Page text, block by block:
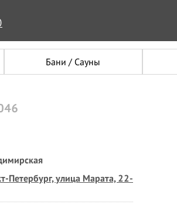
Бани / Сауны
Петербург, улица Марата, 22-